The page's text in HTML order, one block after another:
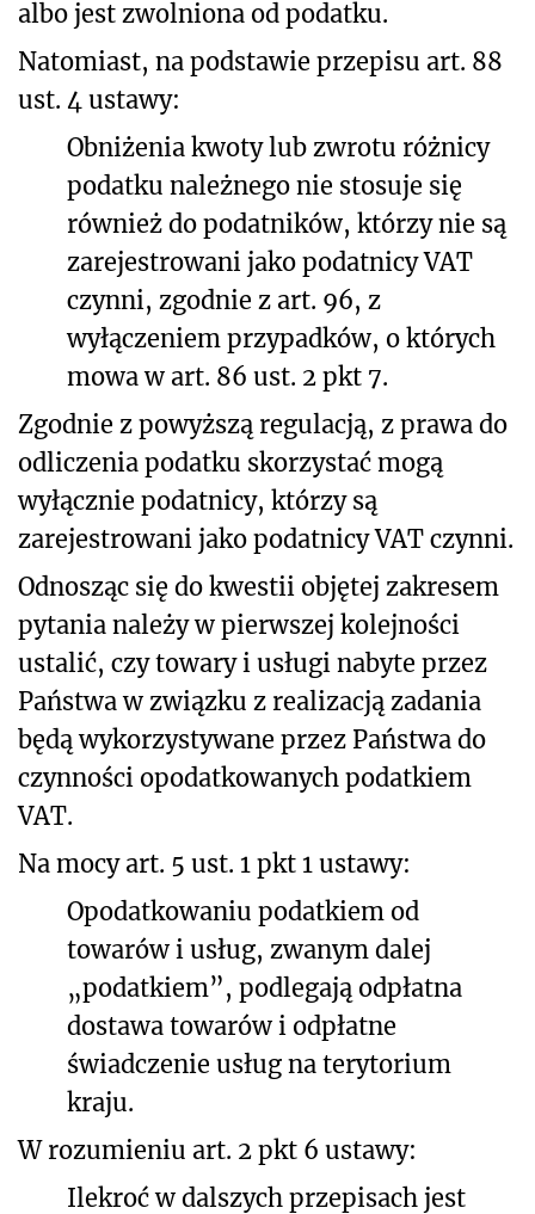
albo jest zwolniona od podatku.
Natomiast, na podstawie przepisu art. 88
ust. 4 ustawy:
Obniżenia kwoty lub zwrotu różnicy
podatku należnego nie stosuje się
również do podatników, którzy nie są
zarejestrowani jako podatnicy VAT
czynni, zgodnie z art. 96, z
wyłączeniem przypadków, o których
mowa w art. 86 ust. 2 pkt 7.
Zgodnie z powyższą regulacją, z prawa do
odliczenia podatku skorzystać mogą
wyłącznie podatnicy, którzy są
zarejestrowani jako podatnicy VAT czynni.
Odnosząc się do kwestii objętej zakresem
pytania należy w pierwszej kolejności
ustalić, czy towary i usługi nabyte przez
Państwa w związku z realizacją zadania
będą wykorzystywane przez Państwa do
czynności opodatkowanych podatkiem
VAT.
Na mocy art. 5 ust. 1 pkt 1 ustawy:
Opodatkowaniu podatkiem od
towarów i usług, zwanym dalej
„podatkiem”, podlegają odpłatna
dostawa towarów i odpłatne
świadczenie usług na terytorium
kraju.
W rozumieniu art. 2 pkt 6 ustawy:
Ilekroć w dalszych przepisach jest